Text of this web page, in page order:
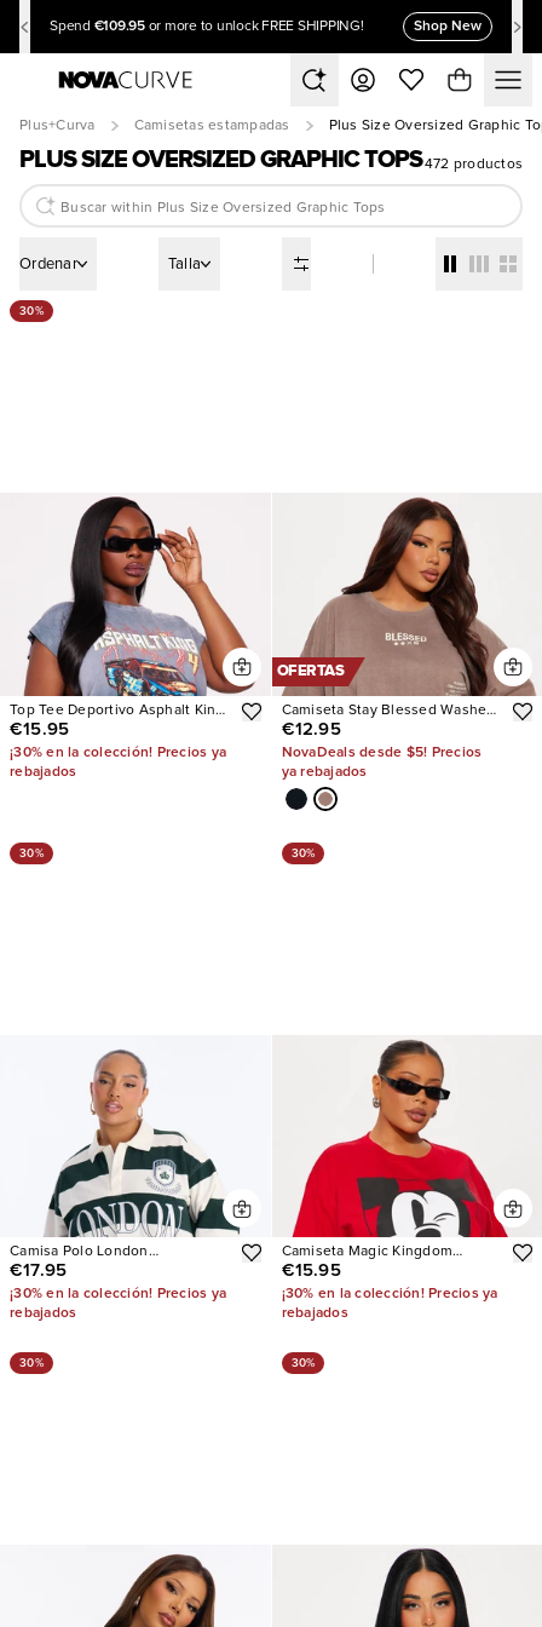
Spend €109.95 or more to unlock FREE SHIPPING! Shop New
Plus+Curva Camisetas estampadas Plus Size Oversized Graphic
PLUS SIZE OVERSIZED GRAPHIC TOPS472 productos
Ordenar Talla
30%
Top Tee Deportivo Asphalt King
4 Washed
€15.95
¡30% en la colección! Precios ya
rebajados
OFERTAS
Camiseta Stay Blessed Washed
Oversized
€12.95
NovaDeals desde $5! Precios
ya rebajados
30%
Camisa Polo London
Embroidered Striped
€17.95
¡30% en la colección! Precios ya
rebajados
30%
Camiseta Magic Kingdom
Mickey Mouse
€15.95
¡30% en la colección! Precios ya
rebajados
30% 30%